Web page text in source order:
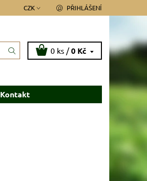
CZK PŘIHLÁŠENÍ
0 ks /0 Kč
Kontakt